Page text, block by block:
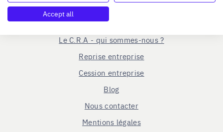
En savoir plus
Le C.R.A - qui sommes-nous ?
Reprise entreprise
Cession entreprise
Blog
Nous contacter
Mentions légales
Accept all